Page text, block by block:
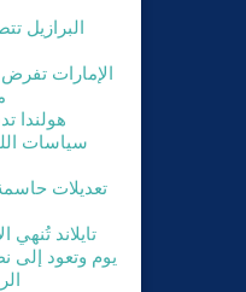
البرازيل
الإمارات
هولندا
سياسات
تعديلات